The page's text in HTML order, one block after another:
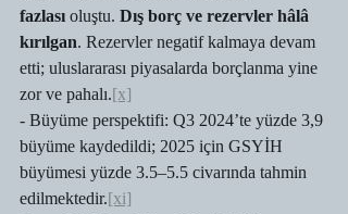
fazlası oluştu. Dış borç ve rezervler hâlâ
kırılgan. Rezervler negatif kalmaya devam
etti; uluslararası piyasalarda borçlanma yine
zor ve pahalı.[x]
- Büyüme perspektifi: Q3 2024’te yüzde 3,9
büyüme kaydedildi; 2025 için GSYİH
büyümesi yüzde 3.5–5.5 civarında tahmin
edilmektedir.[xi]